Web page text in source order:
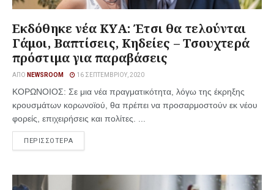
Εκδόθηκε νέα ΚΥΑ: Έτσι θα τελούνται
Γάμοι, Βαπτίσεις, Κηδείες – Τσουχτερά
πρόστιμα για παραβάσεις
ΑΠΌ NEWSROOM 16 ΣΕΠΤΕΜΒΡΊΟΥ, 2020
ΚΟΡΩΝΟΙΟΣ: Σε μια νέα πραγματικότητα, λόγω της έκρηξης
κρουσμάτων κορωνοϊού, θα πρέπει να προσαρμοστούν εκ νέου
φορείς, επιχειρήσεις και πολίτες. ...
ΠΕΡΙΣΣΟΤΕΡΑ